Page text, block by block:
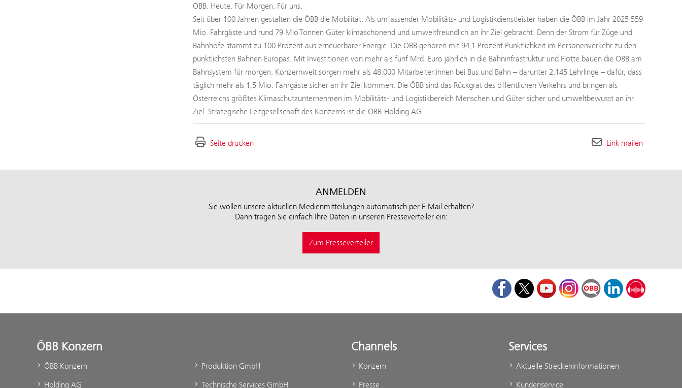
ÖBB. Heute. Für Morgen. Für uns.
Seit über 100 Jahren gestalten die ÖBB die Mobilität. Als umfassender Mobilitäts- und Logistikdienstleister haben die ÖBB im Jahr 2025 559
Mio. Fahrgäste und rund 79 Mio.Tonnen Güter klimaschonend und umweltfreundlich an ihr Ziel gebracht. Denn der Strom für Züge und
Bahnhöfe stammt zu 100 Prozent aus erneuerbarer Energie. Die ÖBB gehören mit 94,1 Prozent Pünktlichkeit im Personenverkehr zu den
pünktlichsten Bahnen Europas. Mit Investitionen von mehr als fünf Mrd. Euro jährlich in die Bahninfrastruktur und Flotte bauen die ÖBB am
Bahnsystem für morgen. Konzernweit sorgen mehr als 48.000 Mitarbeiter:innen bei Bus und Bahn – darunter 2.145 Lehrlinge – dafür, dass
täglich mehr als 1,5 Mio. Fahrgäste sicher an ihr Ziel kommen. Die ÖBB sind das Rückgrat des öffentlichen Verkehrs und bringen als
Österreichs größtes Klimaschutzunternehmen im Mobilitäts- und Logistikbereich Menschen und Güter sicher und umweltbewusst an ihr
Ziel. Strategische Leitgesellschaft des Konzerns ist die ÖBB-Holding AG.
Seite drucken Link mailen
ANMELDEN
Sie wollen unsere aktuellen Medienmitteilungen automatisch per E-Mail erhalten?
Dann tragen Sie einfach Ihre Daten in unseren Presseverteiler ein:
Zum Presseverteiler
FacebookTwitter YoutubeInstagramÖBB Corporate Blog
LinkedIn
ÖBB Konzern
ÖBB Konzern
Holding AG
Produktion GmbH
Technische Services GmbH
Channels
Konzern
Presse
Services
Aktuelle Streckeninformationen
Kundenservice